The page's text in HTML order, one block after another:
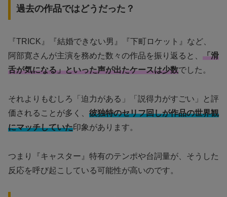
過去の作品ではどうだった？
『TRICK』『結婚できない男』『下町ロケット』など、
阿部寛さんが主演を務めた数々の作品を振り返ると、 「滑
舌が気になる」といった声が出たケースは少数でした。
それよりもむしろ「迫力がある」「説得力がすごい」と評
価されることが多く、 彼独特のセリフ回しが作品の世界観
にマッチしていた印象があります。
つまり『キャスター』特有のテンポや台詞量が、そうした
反応を呼び起こしている可能性が高いのです。